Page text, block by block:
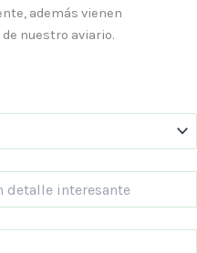
además vienen
nuestro aviario.